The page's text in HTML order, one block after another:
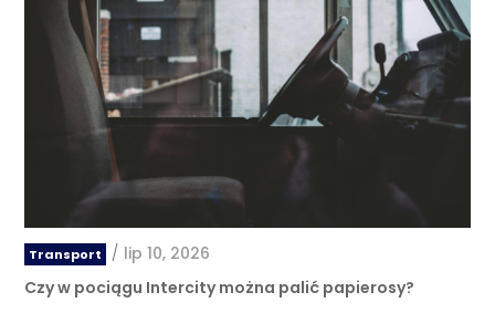
Transport / lip 10, 2026
Czy w pociągu Intercity można palić papierosy?